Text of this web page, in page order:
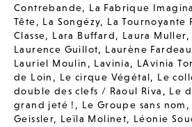
Contrebande, La Fabrique
Tête, La Songézy, La Tournoyante
Classe, Lara Buffard, Laura Muller,
Laurence Guillot, Laurène Fardeau
Lauriel Moulin , Lavinia, LAvinia
de Loin , Le cirque Végétal, Le
double des clefs / Raoul Riva , Le
grand jeté ! , Le Groupe sans nom ,
Geissler, Leïla Molinet, Léonie